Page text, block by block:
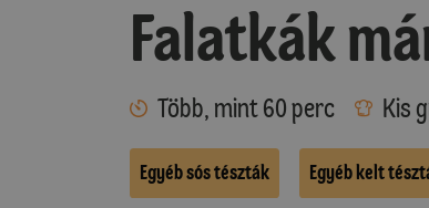
Falatkák
Több, mint 60 perc Kis
Egyéb sós tészták Egyéb kelt